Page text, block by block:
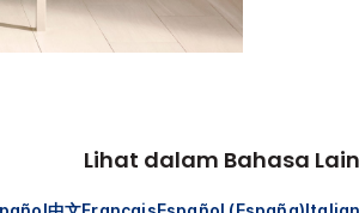
Lihat dalam Bahasa